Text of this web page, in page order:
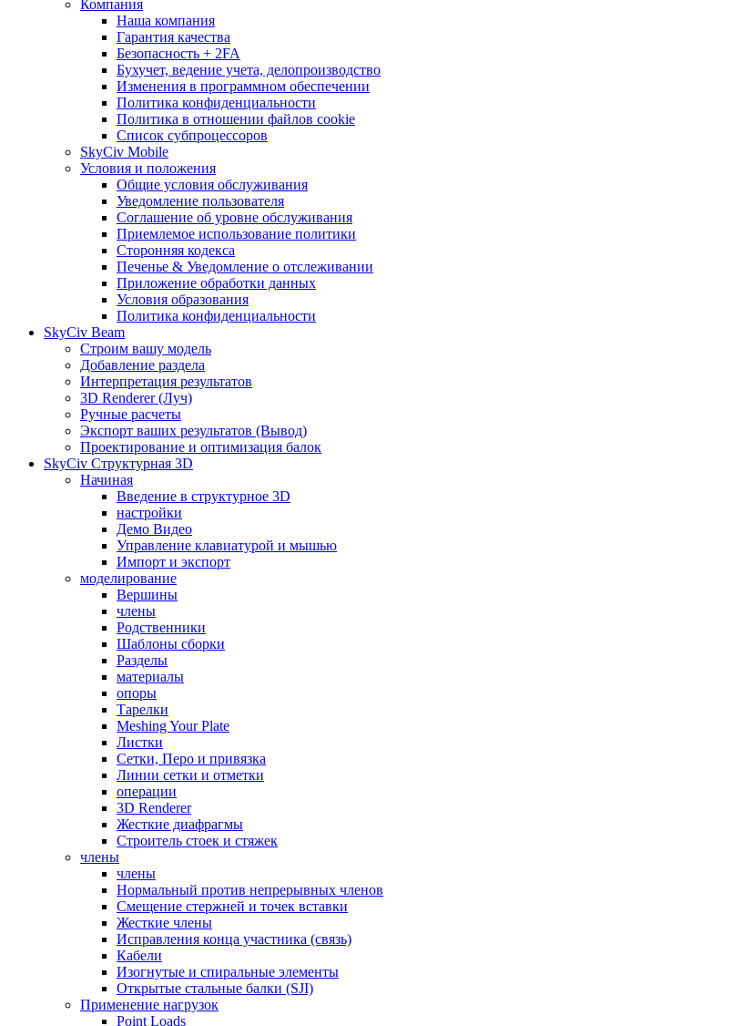
Компания
Наша компания
Гарантия качества
Безопасность + 2FA
Бухучет, ведение учета, делопроизводство
Изменения в программном обеспечении
Политика конфиденциальности
Политика в отношении файлов cookie
Список субпроцессоров
SkyCiv Mobile
Условия и положения
Общие условия обслуживания
Уведомление пользователя
Соглашение об уровне обслуживания
Приемлемое использование политики
Сторонняя кодекса
Печенье & Уведомление о отслеживании
Приложение обработки данных
Условия образования
Политика конфиденциальности
SkyCiv Beam
Строим вашу модель
Добавление раздела
Интерпретация результатов
3D Renderer (Луч)
Ручные расчеты
Экспорт ваших результатов (Вывод)
Проектирование и оптимизация балок
SkyCiv Структурная 3D
Начиная
Введение в структурное 3D
настройки
Демо Видео
Управление клавиатурой и мышью
Импорт и экспорт
моделирование
Вершины
члены
Родственники
Шаблоны сборки
Разделы
материалы
опоры
Тарелки
Meshing Your Plate
Листки
Сетки, Перо и привязка
Линии сетки и отметки
операции
3D Renderer
Жесткие диафрагмы
Строитель стоек и стяжек
члены
члены
Нормальный против непрерывных членов
Смещение стержней и точек вставки
Жесткие члены
Исправления конца участника (связь)
Кабели
Изогнутые и спиральные элементы
Открытые стальные балки (SJI)
Применение нагрузок
Point Loads